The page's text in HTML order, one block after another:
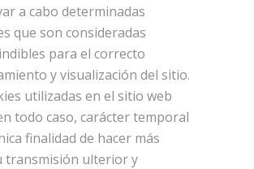
a cabo determinadas
que son consideradas
para el correcto
y visualización del sitio.
utilizadas en el sitio web
todo caso, carácter temporal
finalidad de hacer más
transmisión ulterior y